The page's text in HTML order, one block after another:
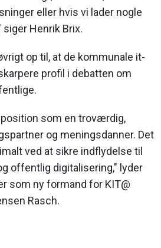
eller hvis vi lader nogle
Henrik Brix.
op til, at de kommunale it-
profil i debatten om
som en troværdig,
og meningsdanner. Det
ved at sikre indflydelse til
offentlig digitalisering," lyder
som ny formand for KIT@
Rasch.